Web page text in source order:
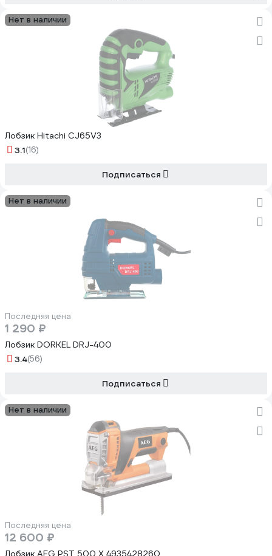
Нет в наличии
Лобзик Hitachi CJ65V3
3.1(16)
Подписаться
Нет в наличии
Последняя цена
1 290 ₽
Лобзик DORKEL DRJ-400
3.4(56)
Подписаться
Нет в наличии
Последняя цена
12 600 ₽
Лобзик AEG PST 500 X 4935428260